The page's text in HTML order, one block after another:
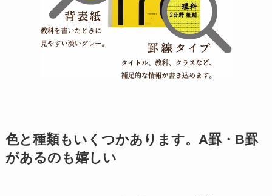
色と種類もいくつかあります。A罫・B罫
があるのも嬉しい